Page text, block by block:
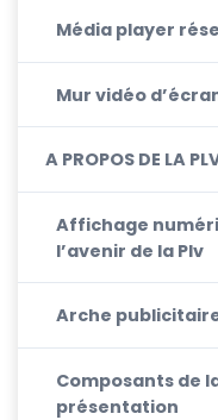
Média player
Mur vidéo
A PROPOS DE LA
Affichage
l’avenir de la Plv
Arche
Composants de
présentation